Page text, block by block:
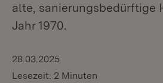
alte, sanierungsbedürftige
Jahr 1970.
28.03.2025
Lesezeit: 2 Minuten